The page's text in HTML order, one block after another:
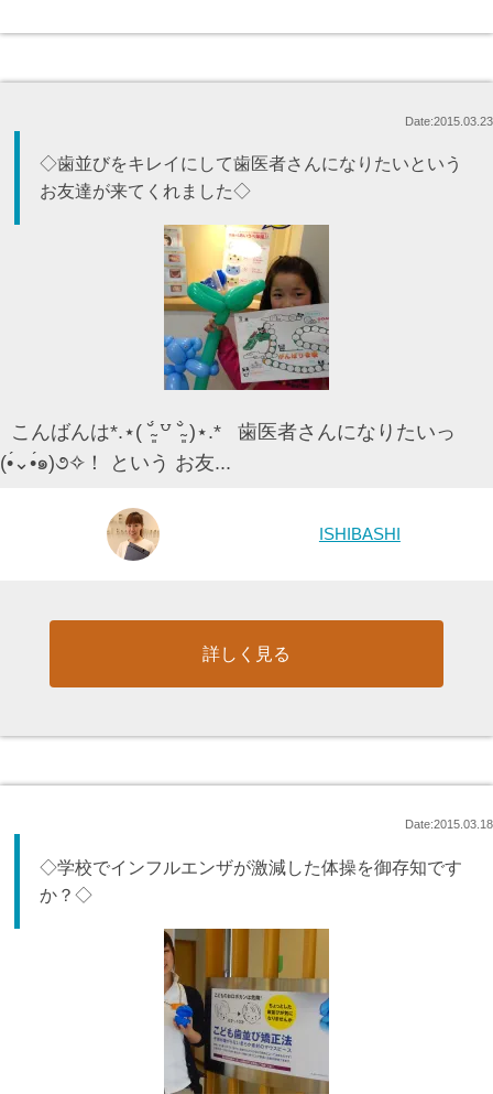
Date:2015.03.23
◇歯並びをキレイにして歯医者さんになりたいという
お友達が来てくれました◇
こんばんは*.⋆( ˘̴͈́ ꒵ ˘̴͈̀ )⋆.* 歯医者さんになりたいっ
(•́⌄•́๑)૭✧！ という お友...
ISHIBASHI
詳しく見る
Date:2015.03.18
◇学校でインフルエンザが激減した体操を御存知です
か？◇